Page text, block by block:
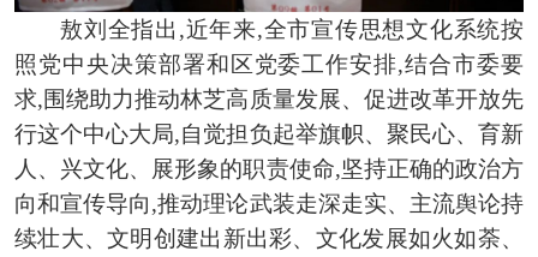
敖刘全指出,近年来,全市宣传思想文化系统按
照党中央决策部署和区党委工作安排,结合市委要
求,围绕助力推动林芝高质量发展、促进改革开放先
行这个中心大局,自觉担负起举旗帜、聚民心、育新
人、兴文化、展形象的职责使命,坚持正确的政治方
向和宣传导向,推动理论武装走深走实、主流舆论持
续壮大、文明创建出新出彩、文化发展如火如荼、